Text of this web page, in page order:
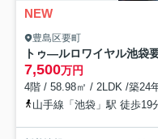
NEW
豊島区要町
トゥ―ルロワイヤル池袋
7,500万円
4階 / 58.98㎡ / 2LDK /築24
山手線「池袋」駅 徒歩19